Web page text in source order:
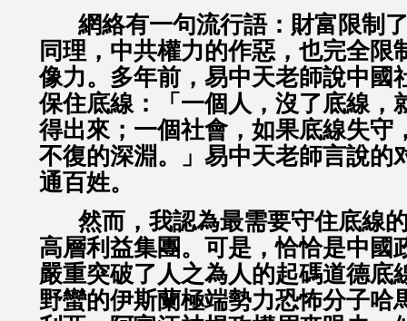
網絡有一句流行語：財富限制
同理，中共權力的作惡，也完全限
像力。多年前，易中天老師說中國
保住底線：「一個人，沒了底線，
得出來；一個社會，如果底線失守
不復的深淵。」易中天老師言說的
通百姓。
然而，我認為最需要守住底線
高層利益集團。可是，恰恰是中國
嚴重突破了人之為人的起碼道德底
野蠻的伊斯蘭極端勢力恐怖分子哈